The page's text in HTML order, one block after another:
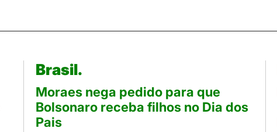
Brasil.
Moraes nega pedido para que
Bolsonaro receba filhos no Dia dos
Pais